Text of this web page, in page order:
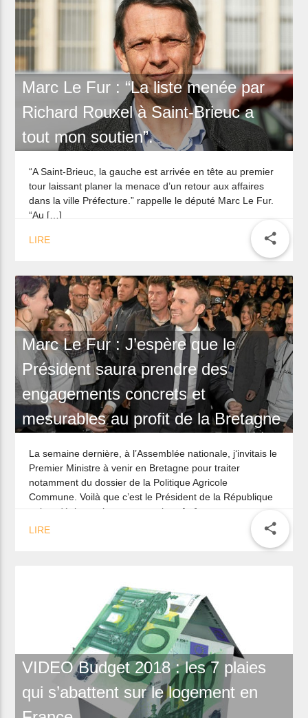
Marc Le Fur : “La liste menée par
Richard Rouxel à Saint-Brieuc a
tout mon soutien”.
“A Saint-Brieuc, la gauche est arrivée en tête au premier
tour laissant planer la menace d’un retour aux affaires
dans la ville Préfecture.” rappelle le député Marc Le Fur.
“Au […]
LIRE share
Marc Le Fur : J’espère que le
Président saura prendre des
engagements concrets et
mesurables au profit de la Bretagne
notamment du dossier de la Politique Agricole
Commune. Voilà que c’est le Président de la République
qui se déplace, c’est encore mieux […]